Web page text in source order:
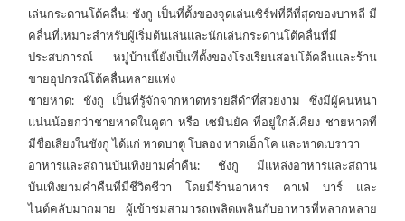
เล่นกระดานโต้คลื่น: ชังกู เป็นที่ตั้งของจุดเล่นเซิร์ฟที่ดีที่สุดของบาหลี มี
คลื่นที่เหมาะสำหรับผู้เริ่มต้นเล่นและนักเล่นกระดานโต้คลื่นที่มี
ประสบการณ์ หมู่บ้านนี้ยังเป็นที่ตั้งของโรงเรียนสอนโต้คลื่นและร้าน
ขายอุปกรณ์โต้คลื่นหลายแห่ง
ชายหาด: ชังกู เป็นที่รู้จักจากหาดทรายสีดำที่สวยงาม ซึ่งมีผู้คนหนา
แน่นน้อยกว่าชายหาดในคูตา หรือ เซมินยัค ที่อยู่ใกล้เคียง ชายหาดที่
มีชื่อเสียงในชังกู ได้แก่ หาดบาตู โบลอง หาดเอ็กโค และหาดเบราวา
อาหารและสถานบันเทิงยามค่ำคืน: ชังกู มีแหล่งอาหารและสถาน
บันเทิงยามค่ำคืนที่มีชีวิตชีวา โดยมีร้านอาหาร คาเฟ่ บาร์ และ
ไนต์คลับมากมาย ผู้เข้าชมสามารถเพลิดเพลินกับอาหารที่หลากหลาย